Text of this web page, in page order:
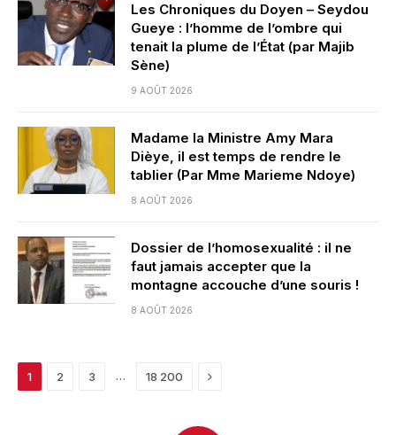
Les Chroniques du Doyen – Seydou
Gueye : l’homme de l’ombre qui
tenait la plume de l’État (par Majib
Sène)
9 AOÛT 2026
Madame la Ministre Amy Mara
Dièye, il est temps de rendre le
tablier (Par Mme Marieme Ndoye)
8 AOÛT 2026
Dossier de l’homosexualité : il ne
faut jamais accepter que la
montagne accouche d’une souris !
8 AOÛT 2026
1 2 3 … 18 200 Next